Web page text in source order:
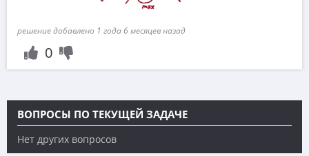
решение добавлено 1 года 6 месяцев назад
0
ВОПРОСЫ ПО ТЕКУЩЕЙ ЗАДАЧЕ
Нет других вопросов